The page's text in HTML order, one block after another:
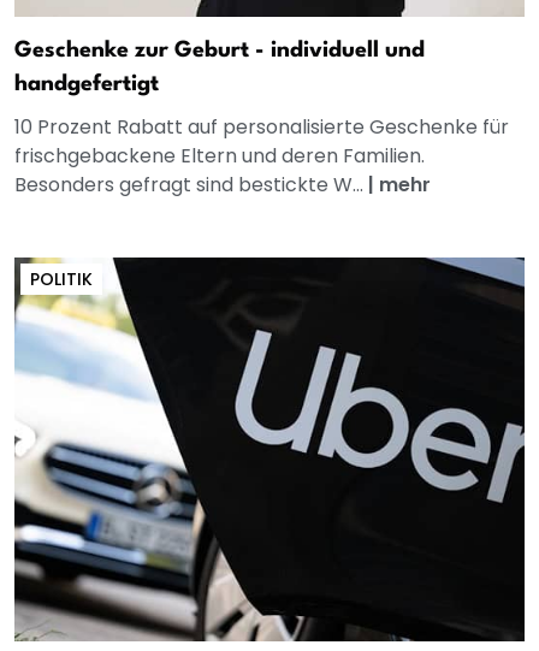
Geschenke zur Geburt - individuell und
handgefertigt
10 Prozent Rabatt auf personalisierte Geschenke für
frischgebackene Eltern und deren Familien.
Besonders gefragt sind bestickte W... | mehr
POLITIK